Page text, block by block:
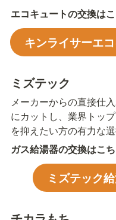
エコキュートの交換は
キンライサーエ
ミズテック
メーカーからの直接仕
にカットし、業界トッ
を抑えたい方の有力な選
ガス給湯器の交換はこ
ミズテック